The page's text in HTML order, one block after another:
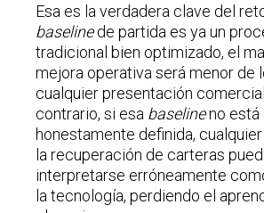
Esa es la verdadera clave del
baselinede partida es ya un
tradicional bien optimizado, el
mejora operativa será menor de
cualquier presentación
contrario, si esa baselineno está
honestamente definida,
la recuperación de carteras
interpretarse erróneamente
la tecnología, perdiendo el